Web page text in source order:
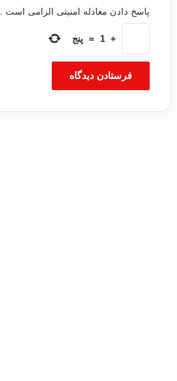
پاسخ دادن معادله امنیتی الزامی است .
+
1
= پنج